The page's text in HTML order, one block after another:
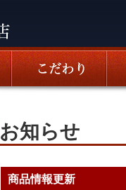
お知らせ
商品情報更新